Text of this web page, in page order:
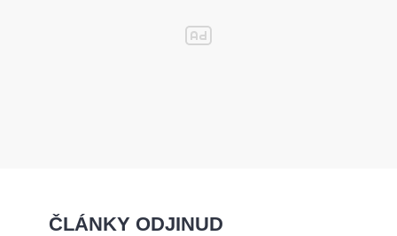
ČLÁNKY ODJINUD